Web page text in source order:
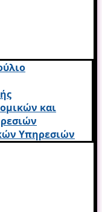
και
Υπηρεσιών